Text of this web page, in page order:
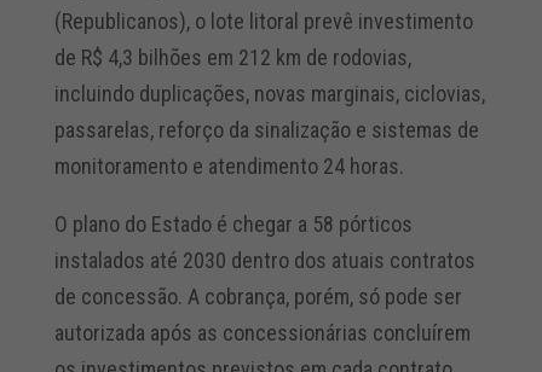
(Republicanos), o lote litoral prevê investimento
de R$ 4,3 bilhões em 212 km de rodovias,
incluindo duplicações, novas marginais, ciclovias,
passarelas, reforço da sinalização e sistemas de
monitoramento e atendimento 24 horas.
O plano do Estado é chegar a 58 pórticos
instalados até 2030 dentro dos atuais contratos
de concessão. A cobrança, porém, só pode ser
autorizada após as concessionárias concluírem